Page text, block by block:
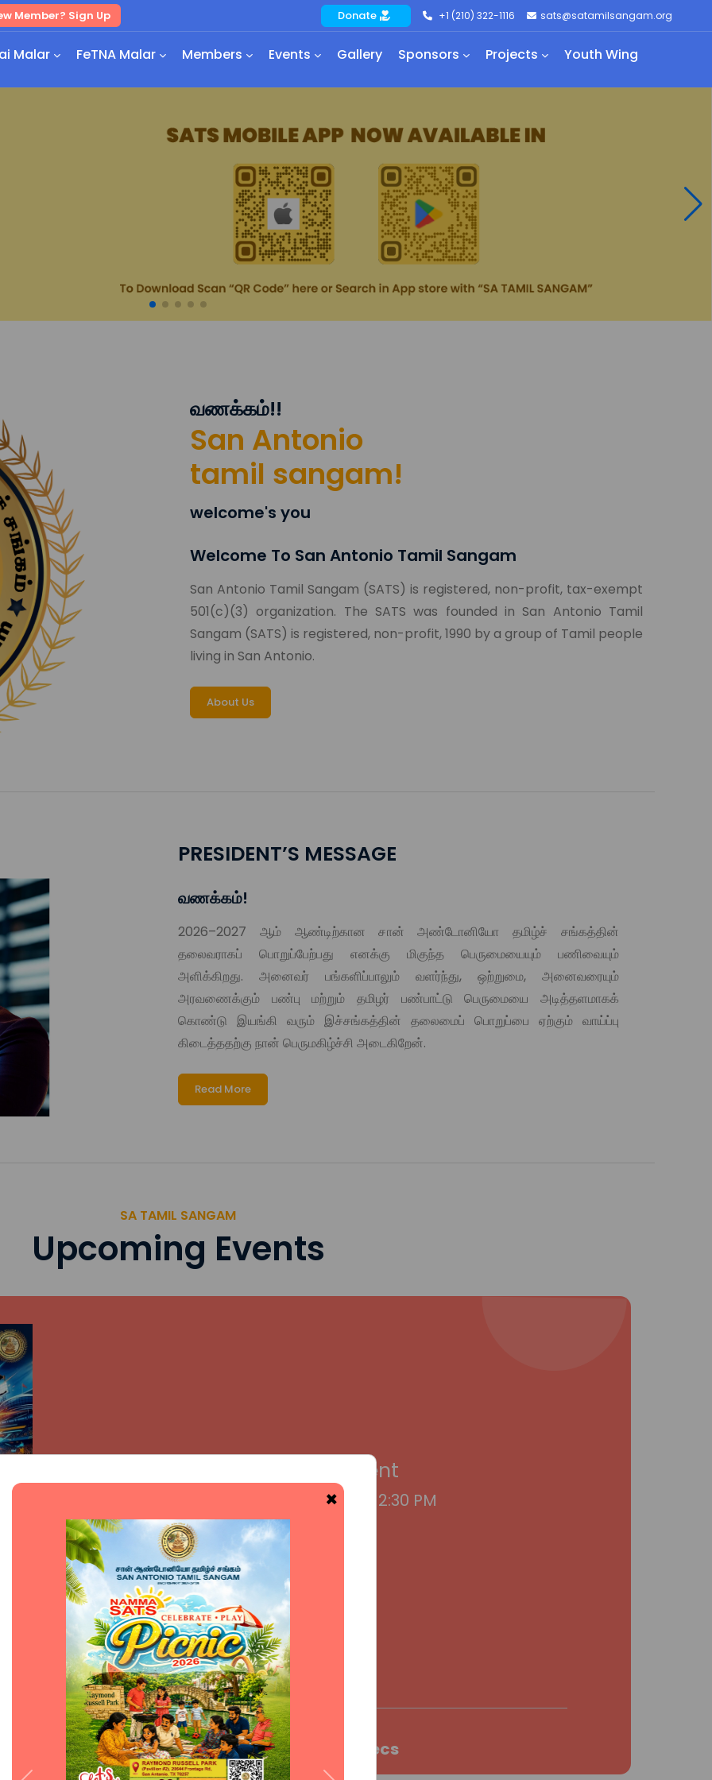
Member? Sign Up Donate +1 (210) 322-1116 sats@satamilsangam.org
Malar FeTNA Malar Members Events Gallery Sponsors Projects Youth Wing
வணக்கம்!!
San Antonio
tamil sangam!
welcome's you
Welcome To San Antonio Tamil Sangam
San Antonio Tamil Sangam (SATS) is registered, non-profit, tax-exempt
501(c)(3) organization. The SATS was founded in San Antonio Tamil
Sangam (SATS) is registered, non-profit, 1990 by a group of Tamil people
living in San Antonio.
About Us
PRESIDENT’S MESSAGE
வணக்கம்!
2026–2027 ஆம் ஆண்டிற்கான சான் அண்டோனியோ தமிழ்ச் சங்கத்தின்
தலைவராகப் பொறுப்பேற்பது எனக்கு மிகுந்த பெருமையையும் பணிவையும்
அளிக்கிறது. அனைவர் பங்களிப்பாலும் வளர்ந்து, ஒற்றுமை, அனைவரையும்
அரவணைக்கும் பண்பு மற்றும் தமிழர் பண்பாட்டு பெருமையை அடித்தளமாகக்
கொண்டு இயங்கி வரும் இச்சங்கத்தின் தலைமைப் பொறுப்பை ஏற்கும் வாய்ப்பு
கிடைத்ததற்கு நான் பெருமகிழ்ச்சி அடைகிறேன்.
Read More
SA TAMIL SANGAM
Upcoming Events
SATS Sports Event
Sunday, August 9, 2026 12:30 PM
Event Information
3Hours 52Mins Secs
×